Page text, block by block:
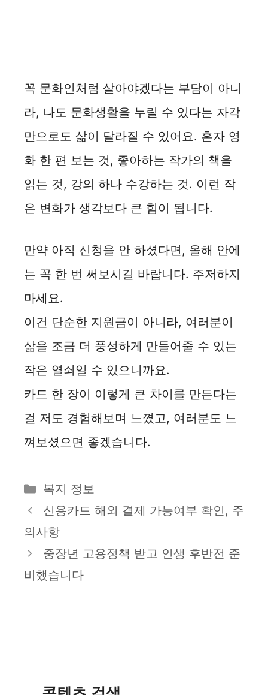
꼭 문화인처럼 살아야겠다는 부담이 아니
라, 나도 문화생활을 누릴 수 있다는 자각
만으로도 삶이 달라질 수 있어요. 혼자 영
화 한 편 보는 것, 좋아하는 작가의 책을
읽는 것, 강의 하나 수강하는 것. 이런 작
은 변화가 생각보다 큰 힘이 됩니다.
만약 아직 신청을 안 하셨다면, 올해 안에
는 꼭 한 번 써보시길 바랍니다. 주저하지
마세요.
이건 단순한 지원금이 아니라, 여러분이
삶을 조금 더 풍성하게 만들어줄 수 있는
작은 열쇠일 수 있으니까요.
카드 한 장이 이렇게 큰 차이를 만든다는
걸 저도 경험해보며 느꼈고, 여러분도 느
껴보셨으면 좋겠습니다.
카
테
리
복지 정보
신용카드 해외 결제 가능여부 확인, 주
의사항
중장년 고용정책 받고 인생 후반전 준
비했습니다